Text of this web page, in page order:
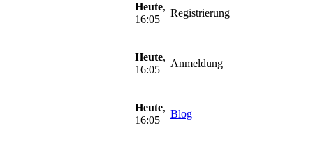
Heute,
16:05
Registrierung
Heute,
16:05
Anmeldung
Heute,
16:05
Blog